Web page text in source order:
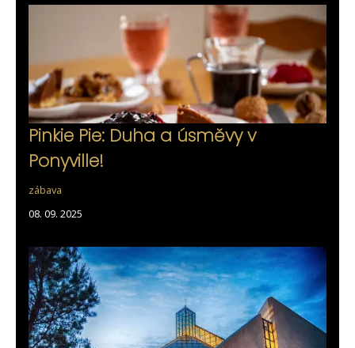
Pinkie Pie: Duha a úsměvy v
Ponyville!
zábava
08. 09. 2025